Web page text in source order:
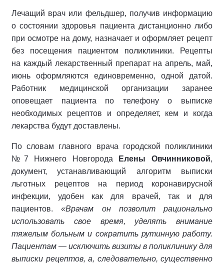
Лечащий врач или фельдшер, получив информацию
о состоянии здоровья пациента дистанционно либо
при осмотре на дому, назначает и оформляет рецепт
без посещения пациентом поликлиники. Рецепты
на каждый лекарственный препарат на апрель, май,
июнь оформляются единовременно, одной датой.
Работник медицинской организации заранее
оповещает пациента по телефону о выписке
необходимых рецептов и определяет, кем и когда
лекарства будут доставлены.
По словам главного врача городской поликлиники
№7 Нижнего Новгорода
Елены Овчинниковой,
документ, устанавливающий алгоритм выписки
льготных рецептов на период коронавирусной
инфекции, удобен как для врачей, так и для
пациентов.«Врачам он позволит рационально
использовать свое время, уделять внимание
тяжелым больным и сократить рутинную работу.
Пациентам — исключить визиты в поликлинику для
выписки рецептов, а, следовательно, существенно